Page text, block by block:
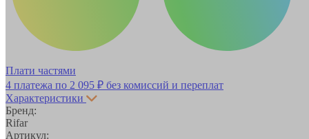
Плати частями
4 платежа по 2 095 ₽ без комиссий и переплат
Характеристики
Бренд:
Rifar
Артикул: